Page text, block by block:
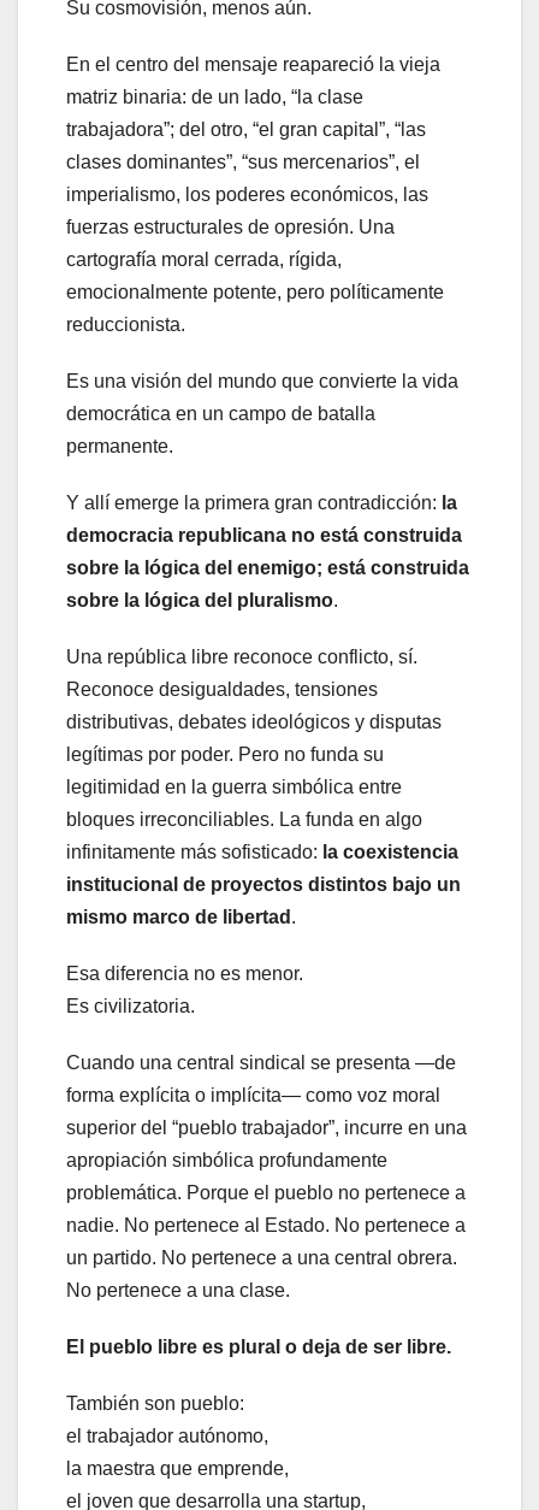
Su cosmovisión, menos aún.
En el centro del mensaje reapareció la vieja
matriz binaria: de un lado, “la clase
trabajadora”; del otro, “el gran capital”, “las
clases dominantes”, “sus mercenarios”, el
imperialismo, los poderes económicos, las
fuerzas estructurales de opresión. Una
cartografía moral cerrada, rígida,
emocionalmente potente, pero políticamente
reduccionista.
Es una visión del mundo que convierte la vida
democrática en un campo de batalla
permanente.
Y allí emerge la primera gran contradicción: la
democracia republicana no está construida
sobre la lógica del enemigo; está construida
sobre la lógica del pluralismo.
Una república libre reconoce conflicto, sí.
Reconoce desigualdades, tensiones
distributivas, debates ideológicos y disputas
legítimas por poder. Pero no funda su
legitimidad en la guerra simbólica entre
bloques irreconciliables. La funda en algo
infinitamente más sofisticado: la coexistencia
institucional de proyectos distintos bajo un
mismo marco de libertad .
Esa diferencia no es menor.
Es civilizatoria.
Cuando una central sindical se presenta —de
forma explícita o implícita— como voz moral
superior del “pueblo trabajador”, incurre en una
apropiación simbólica profundamente
problemática. Porque el pueblo no pertenece a
nadie. No pertenece al Estado. No pertenece a
un partido. No pertenece a una central obrera.
No pertenece a una clase.
El pueblo libre es plural o deja de ser libre.
También son pueblo:
el trabajador autónomo,
la maestra que emprende,
el joven que desarrolla una startup,